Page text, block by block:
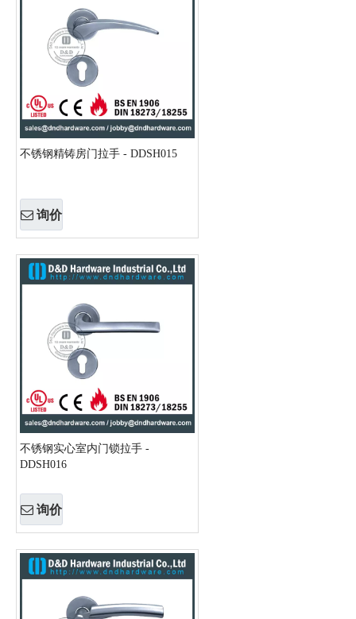
不锈钢精铸房门拉手 - DDSH015
询价
不锈钢实心室内门锁拉手 -
DDSH016
询价